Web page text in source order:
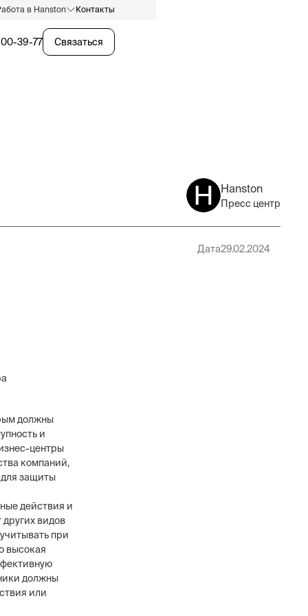
в Hanston Контакты
39-77 Связаться
Hanston
Пресс центр
Дата29.02.2024
должны
и
центры
компаний,
для защиты
действия и
других видов
при
высокая
должны
или